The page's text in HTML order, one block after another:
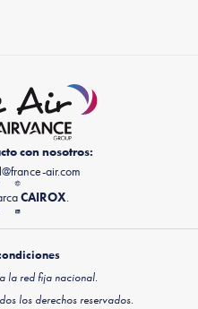
con nosotros:
air.com
CAIROX.
la red fija nacional.
los derechos reservados.